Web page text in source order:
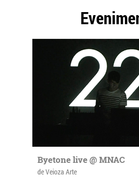
Byetone live @ MNAC
de Veioza Arte